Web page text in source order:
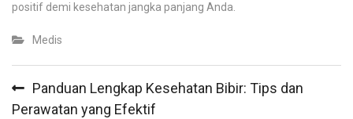
positif demi kesehatan jangka panjang Anda.
Medis
navigation
Panduan Lengkap Kesehatan Bibir: Tips dan
Perawatan yang Efektif